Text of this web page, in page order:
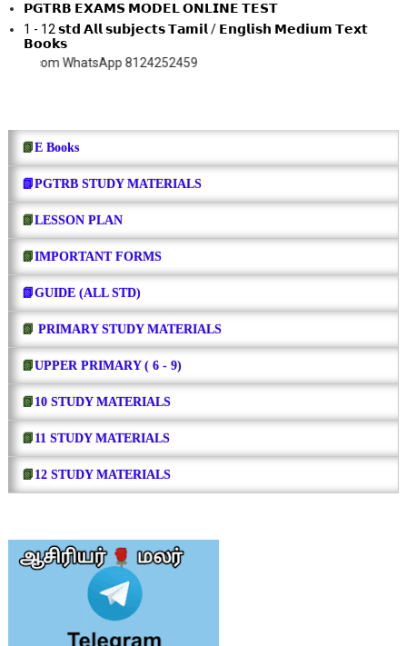
𝗣𝗚𝗧𝗥𝗕 𝗘𝗫𝗔𝗠𝗦 𝗠𝗢𝗗𝗘𝗟 𝗢𝗡𝗟𝗜𝗡𝗘 𝗧𝗘𝗦𝗧
1 - 12 𝘀𝘁𝗱 𝗔𝗹𝗹 𝘀𝘂𝗯𝗷𝗲𝗰𝘁𝘀 𝗧𝗮𝗺𝗶𝗹 / 𝗘𝗻𝗴𝗹𝗶𝘀𝗵 𝗠𝗲𝗱𝗶𝘂𝗺 𝗧𝗲𝘅𝘁
𝗕𝗼𝗼𝗸𝘀
8124252459
📗E Books
📗PGTRB STUDY MATERIALS
📗LESSON PLAN
📗IMPORTANT FORMS
📗GUIDE (ALL STD)
📗 PRIMARY STUDY MATERIALS
📗UPPER PRIMARY ( 6 - 9)
📗 10 STUDY MATERIALS
📗 11 STUDY MATERIALS
📗 12 STUDY MATERIALS